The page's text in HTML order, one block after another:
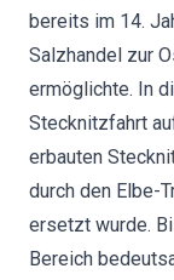
bereits im 14.
Salzhandel zur
ermöglichte. In
Stecknitzfahrt
erbauten
durch den Elbe-
ersetzt wurde.
Bereich